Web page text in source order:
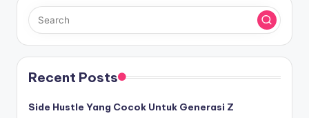
Recent Posts
Side Hustle Yang Cocok Untuk Generasi Z